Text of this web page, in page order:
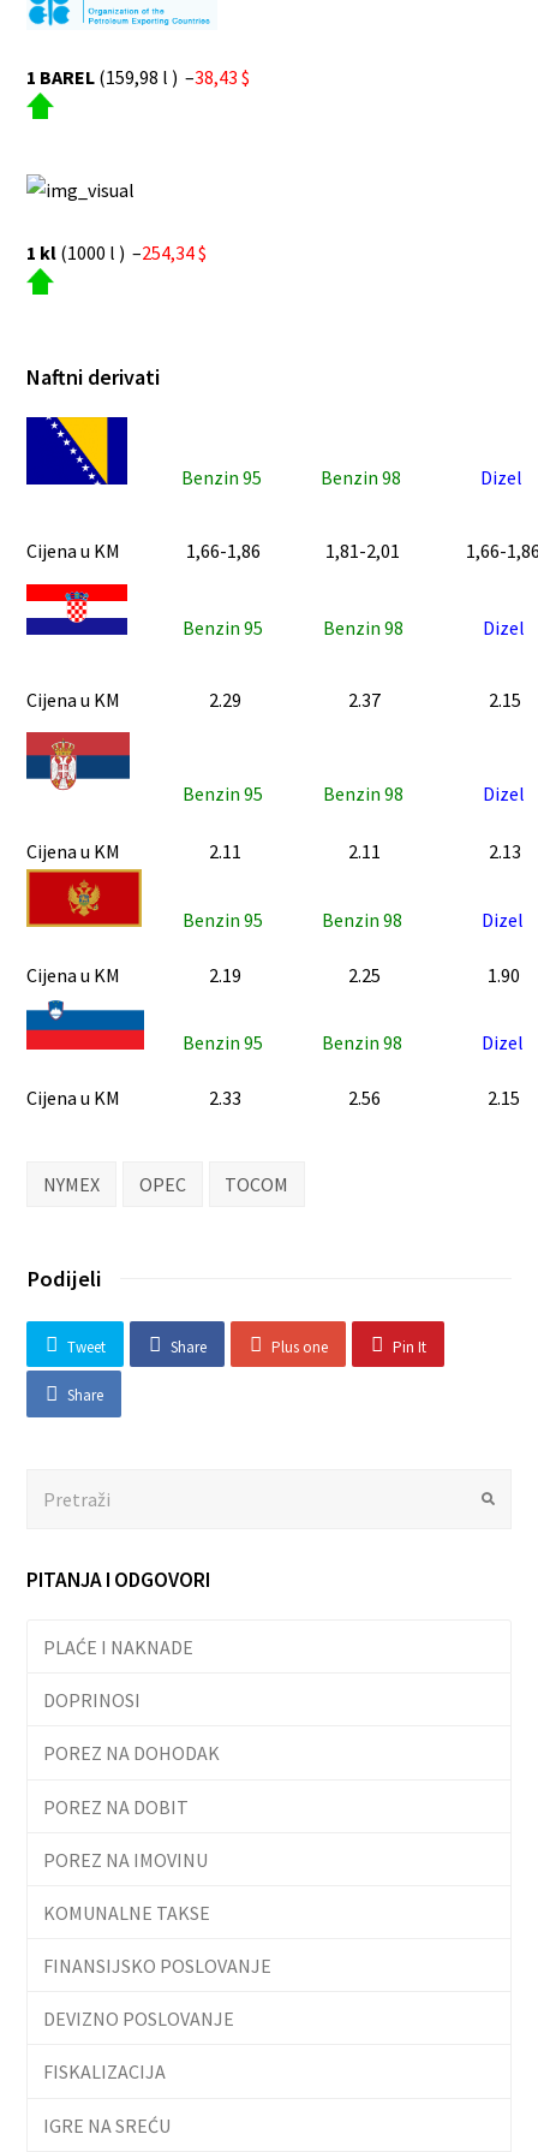
1 BAREL (159,98 l ) –38,43 $
1 kl (1000 l ) –254,34 $
Naftni derivati
Benzin 95 Benzin 98 Dizel
Cijena u KM 1,66-1,86 1,81-2,01 1,66-
Benzin 95 Benzin 98 Dizel
Cijena u KM 2.29 2.37 2.15
Benzin 95 Benzin 98 Dizel
Cijena u KM 2.11 2.11 2.13
Benzin 95 Benzin 98 Dizel
Cijena u KM 2.19 2.25 1.90
Benzin 95 Benzin 98 Dizel
Cijena u KM 2.33 2.56 2.15
NYMEX OPEC TOCOM
Podijeli
Tweet Share Plus one Pin It
Share
PITANJA I ODGOVORI
PLAĆE I NAKNADE
DOPRINOSI
POREZ NA DOHODAK
POREZ NA DOBIT
POREZ NA IMOVINU
KOMUNALNE TAKSE
FINANSIJSKO POSLOVANJE
DEVIZNO POSLOVANJE
FISKALIZACIJA
IGRE NA SREĆU